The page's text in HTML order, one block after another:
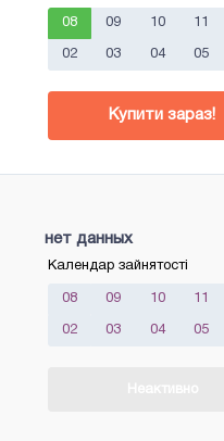
08 09 10 11
02 03 04 05
Купити зараз!
нет данных
Календар зайнятості
08 09 10 11
02 03 04 05